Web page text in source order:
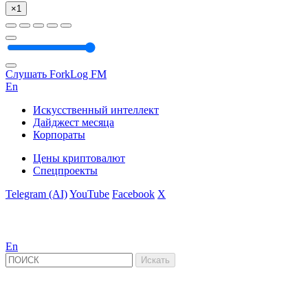
×1
Слушать ForkLog FM
En
Искусственный интеллект
Дайджест месяца
Корпораты
Цены криптовалют
Спецпроекты
Telegram (AI)YouTube Facebook X
En